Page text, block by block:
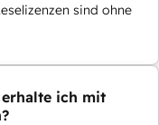
sind ohne
ich mit